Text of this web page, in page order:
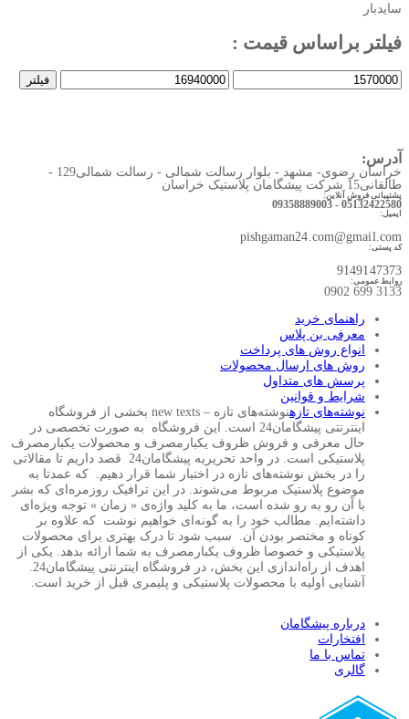
سایدبار
فیلتر براساس قیمت :
حداقل
قیمت
حداکثر
قیمت
فیلتر
آدرس:
خراسان رضوی- مشهد - بلوار رسالت شمالی - رسالت شمالی129 -
طالقانی15 شرکت پیشگامان پلاستیک خراسان
پشتیبانی فروش آنلاین:
05132422580 - 09358889003
ایمیل:
pishgaman24.com@gmail.com
کد پستی:
9149147373
روابط عمومی:
3133 699 0902​
راهنمای خرید
معرفی بن پلاس
انواع روش های پرداخت
روش های ارسال محصولات
پرسش های متداول
شرایط و قوانین
نوشته‌های تازه
نوشته‌های تازه – new texts بخشی از فروشگاه
اینترنتی پیشگامان24 است. این فروشگاه به صورت تخصصی در
حال معرفی و فروش ظروف یکبارمصرف و محصولات یکبارمصرف
پلاستیکی است. در واحد تحریریه پیشگامان24 قصد داریم تا مقالاتی
را در بخش نوشته‌های تازه در اختبار شما قرار دهیم. که عمدتا به
موضوع پلاستیک مربوط می‌شوند. در این ترافیک روزمره‌ای که بشر
با آن رو به رو شده است، ما به کلید واژه‌ی « زمان » توجه ویژه‌ای
داشته‌ایم. مطالب خود را به گونه‌ای خواهیم نوشت که علاوه بر
کوتاه و مختصر بودن آن. سبب شود تا درک بهتری برای محصولات
پلاستیکی و خصوصا ظروف یکبارمصرف به شما ارائه بدهد. یکی از
اهدف از راه‌اندازی این بخش، در فروشگاه اینترنتی پیشگامان24.
آشنایی اولیه با محصولات پلاستیکی و پلیمری قبل از خرید است.
درباره پیشگامان
افتخارات
تماس با ما
گالری